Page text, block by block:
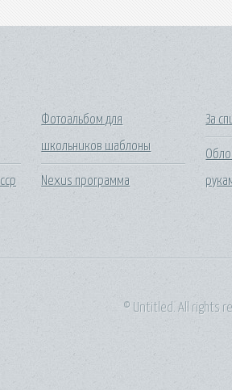
Фотоальбом для
школьников шаблоны
Nexus программа
За
© Untitled. All rights